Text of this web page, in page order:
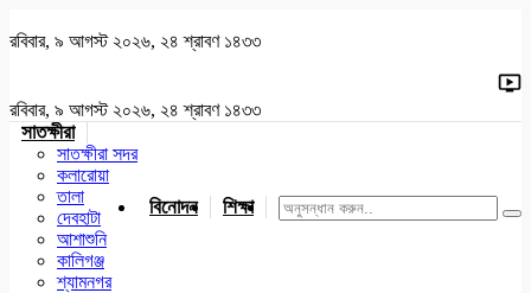
রবিবার, ৯ আগস্ট ২০২৬, ২৪ শ্রাবণ ১৪৩৩
রবিবার, ৯ আগস্ট ২০২৬, ২৪ শ্রাবণ ১৪৩৩
সাতক্ষীরা
সাতক্ষীরা সদর
কলারোয়া
তালা
দেবহাটা
আশাশুনি
কালিগঞ্জ
শ্যামনগর
বিনোদন শিক্ষা খেলাধুলা জাতীয় যশোর